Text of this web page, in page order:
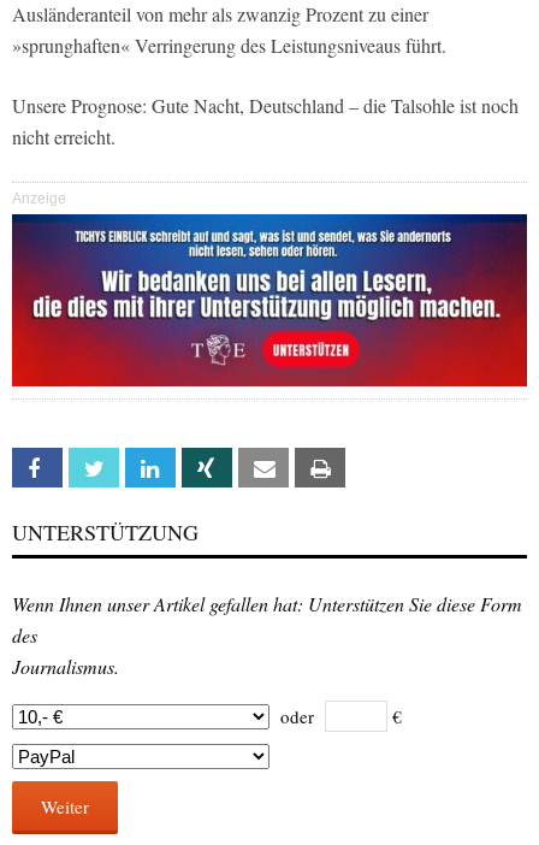
Ausländeranteil von mehr als zwanzig Prozent zu einer
»sprunghaften« Verringerung des Leistungsniveaus führt.
Unsere Prognose: Gute Nacht, Deutschland – die Talsohle ist noch
nicht erreicht.
Anzeige
Facebook Twitter Linkedin Xing Email
UNTERSTÜTZUNG
Wenn Ihnen unser Artikel gefallen hat: Unterstützen Sie diese Form
des
Journalismus.
oder €
Weiter